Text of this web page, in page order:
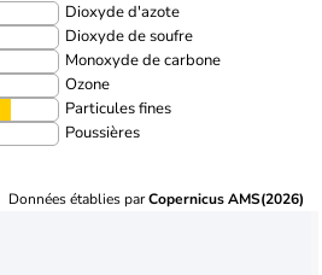
Dioxyde d'azote
Dioxyde de soufre
Monoxyde de carbone
Ozone
Particules fines
Poussières
Données établies parCopernicus AMS(2026)